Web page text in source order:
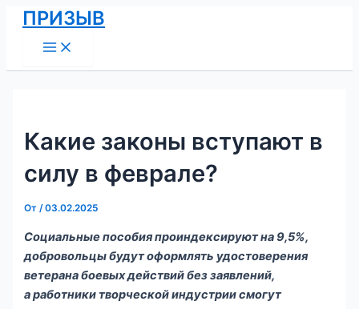
Перейти
содержимому
ПРИЗЫВ
Menu
Какие законы вступают в
силу в феврале?
От/03.02.2025
Социальные пособия проиндексируют на 9,5%,
добровольцы будут оформлять удостоверения
ветерана боевых действий без заявлений,
а работники творческой индустрии смогут
Навигация
по
записям